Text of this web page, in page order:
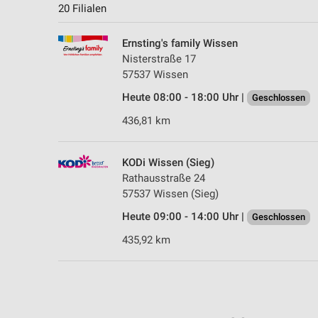
20 Filialen
Ernsting's family Wissen
Nisterstraße 17
57537 Wissen
Heute 08:00 - 18:00 Uhr |
Geschlossen
436,81 km
KODi Wissen (Sieg)
Rathausstraße 24
57537 Wissen (Sieg)
Heute 09:00 - 14:00 Uhr |
Geschlossen
435,92 km